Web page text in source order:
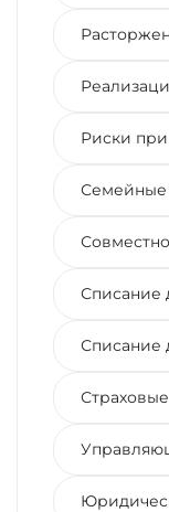
Риски
Семейные
Списание
Списание